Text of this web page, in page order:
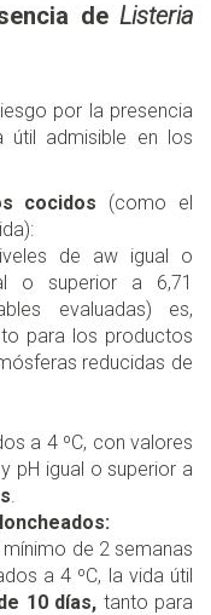
de Listeria
por la presencia
útil admisible en los
cocidos (como el
de aw igual o
o superior a 6,71
evaluadas) es,
para los productos
reducidas de
a 4 ºC, con valores
pH igual o superior a
.
de 2 semanas
a 4 ºC, la vida útil
10 días, tanto para